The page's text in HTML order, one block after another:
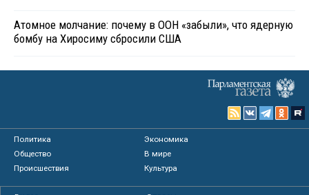
Атомное молчание: почему в ООН «забыли», что ядерную
бомбу на Хиросиму сбросили США
Политика
Экономика
Общество
В мире
Происшествия
Культура